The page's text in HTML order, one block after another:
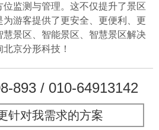
监测与管理。这不仅提升了景区
游客提供了更安全、更便利、更
景区、智能景区、智慧景区解决
京分形科技！
893 / 010-64913142
针对我需求的方案